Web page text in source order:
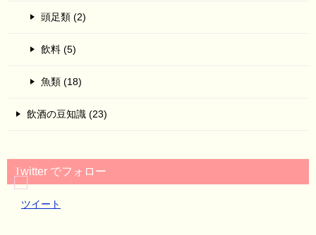
頭足類 (2)
飲料 (5)
魚類 (18)
飲酒の豆知識 (23)
Twitter でフォロー
ツイート